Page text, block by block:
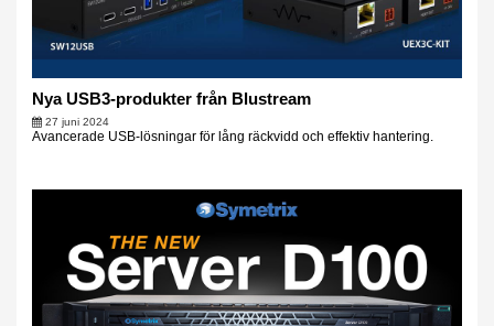
Nya USB3-produkter från Blustream
27 juni 2024
Avancerade USB-lösningar för lång räckvidd och effektiv hantering.